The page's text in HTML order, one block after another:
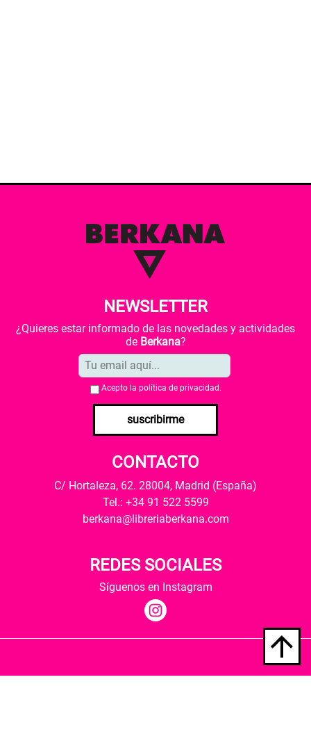
NEWSLETTER
¿Quieres estar informado de las novedades y actividades
de Berkana?
Acepto la política de privacidad .
suscribirme
CONTACTO
C/ Hortaleza, 62. 28004, Madrid (España)
Tel.: +34 91 522 5599
berkana@libreriaberkana.com
REDES SOCIALES
Síguenos en Instagram